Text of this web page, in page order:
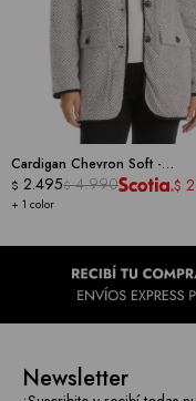
Cardigan Chevron Soft -
WEATHERPROOF
+ 1 color
$ 2.495$ 4.990 $
Newsletter